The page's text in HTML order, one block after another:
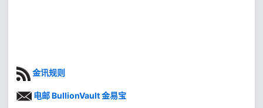
金讯规则
电邮 BullionVault 金易宝